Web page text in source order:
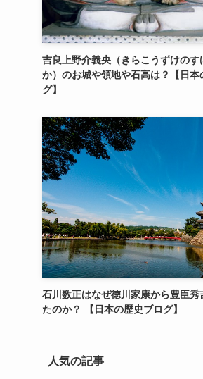
吉良上野介義央（きらこうずけのす
か）のお城や領地や石高は？【日本
グ】
石川数正はなぜ徳川家康から豊臣秀
たのか？ 【日本の歴史ブログ】
人気の記事